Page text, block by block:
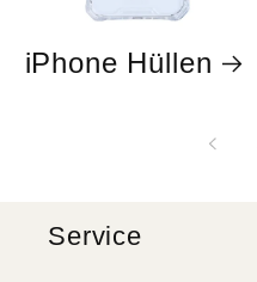
:
iPhone Hüllen
Service